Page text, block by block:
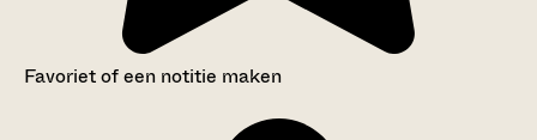
Favoriet of een notitie maken